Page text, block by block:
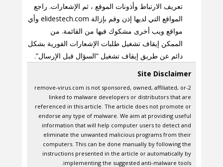
تعريف الارتباط وأذونات الموقع ، ثم الإشعارات. راجع
المواقع التي لديها إذن وقم بإزالة elidestech.com وأي
مواقع ويب أخرى مشكوك فيها من القائمة. من
الممكن إيقاف تشغيل طلبات الإشعارات الفورية بشكل
دائم عن طريق إيقاف تشغيل “السؤال قبل الإرسال”.
Site Disclaimer
2-remove-virus.com is not sponsored, owned, affiliated, or
linked to malware developers or distributors that are
referenced in this article. The article does not promote or
endorse any type of malware. We aim at providing useful
information that will help computer users to detect and
eliminate the unwanted malicious programs from their
computers. This can be done manually by following the
instructions presented in the article or automatically by
implementing the suggested anti-malware tools.